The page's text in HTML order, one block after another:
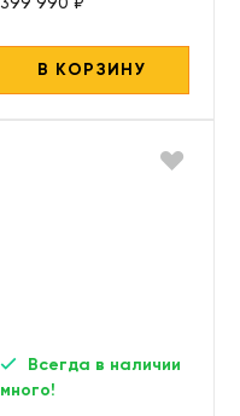
399 990 ₽
В КОРЗИНУ
Всегда в наличии
много!